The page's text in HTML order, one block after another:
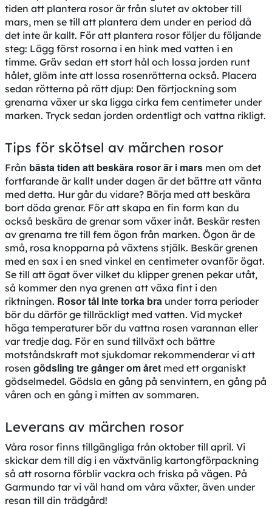
tiden att plantera rosor är från slutet av oktober till
mars, men se till att plantera dem under en period då
det inte är kallt. För att plantera rosor följer du följande
steg: Lägg först rosorna i en hink med vatten i en
timme. Gräv sedan ett stort hål och lossa jorden runt
hålet, glöm inte att lossa rosenrötterna också. Placera
sedan rötterna på rätt djup: Den förtjockning som
grenarna växer ur ska ligga cirka fem centimeter under
marken. Tryck sedan jorden ordentligt och vattna rikligt.
Tips för skötsel av märchen rosor
Från bästa tiden att beskära rosor är i mars men om det
fortfarande är kallt under dagen är det bättre att vänta
med detta. Hur går du vidare? Börja med att beskära
bort döda grenar. För att skapa en fin form kan du
också beskära de grenar som växer inåt. Beskär resten
av grenarna tre till fem ögon från marken. Ögon är de
små, rosa knopparna på växtens stjälk. Beskär grenen
med en sax i en sned vinkel en centimeter ovanför ögat.
Se till att ögat över vilket du klipper grenen pekar utåt,
så kommer den nya grenen att växa fint i den
riktningen. Rosor tål inte torka bra under torra perioder
bör du därför ge tillräckligt med vatten. Vid mycket
höga temperaturer bör du vattna rosen varannan eller
var tredje dag. För en sund tillväxt och bättre
motståndskraft mot sjukdomar rekommenderar vi att
rosen gödsling tre gånger om året med ett organiskt
gödselmedel. Gödsla en gång på senvintern, en gång på
våren och en gång i mitten av sommaren.
Leverans av märchen rosor
Våra rosor finns tillgängliga från oktober till april. Vi
skickar dem till dig i en växtvänlig kartongförpackning
så att rosorna förblir vackra och friska på vägen. På
Garmundo tar vi väl hand om våra växter, även under
resan till din trädgård!